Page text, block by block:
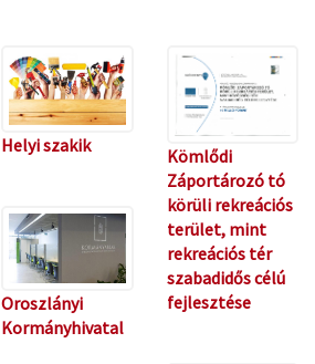
Helyi szakik
Oroszlányi
Kormányhivatal
Kömlődi
Záportározó tó
körüli rekreációs
terület, mint
rekreációs tér
szabadidős célú
fejlesztése